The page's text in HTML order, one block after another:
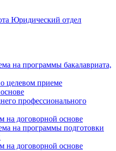
Юридический отдел
на программы бакалавриата,
целевом приеме
профессионального
на договорной основе
на программы подготовки
на договорной основе